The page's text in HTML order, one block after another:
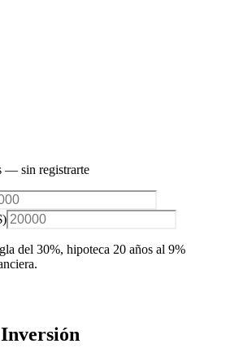
— sin registrarte
)
del 30%, hipoteca 20 años al 9%